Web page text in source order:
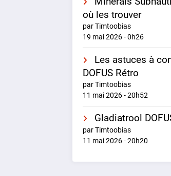
où les trouver
par Timtoobias
19 mai 2026 - 0h26
Les astuces à
DOFUS Rétro
par Timtoobias
11 mai 2026 - 20h52
Gladiatrool
par Timtoobias
11 mai 2026 - 20h20